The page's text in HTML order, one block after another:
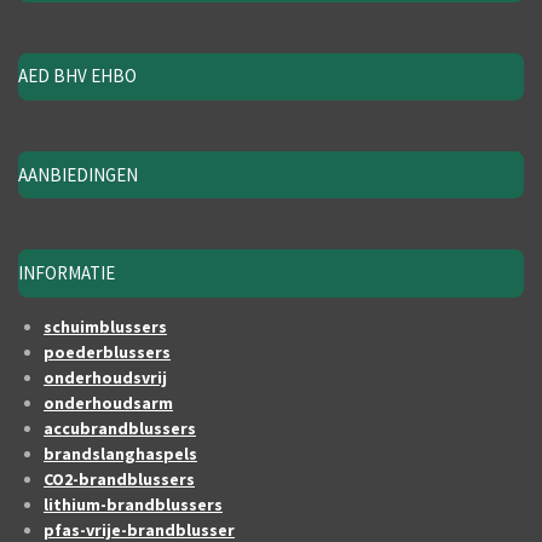
AED BHV EHBO
AANBIEDINGEN
INFORMATIE
schuimblussers
poederblussers
onderhoudsvrij
onderhoudsarm
accubrandblussers
brandslanghaspels
CO2-brandblussers
lithium-brandblussers
pfas-vrije-brandblusser